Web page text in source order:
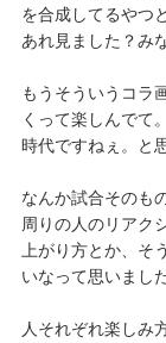
を合成してるやつ
あれ見ました？み
もうそういうコラ
くって楽しんでて。
時代ですねぇ。と
なんか試合そのも
周りの人のリアク
上がり方とか、そ
いなって思いました
人それぞれ楽しみ